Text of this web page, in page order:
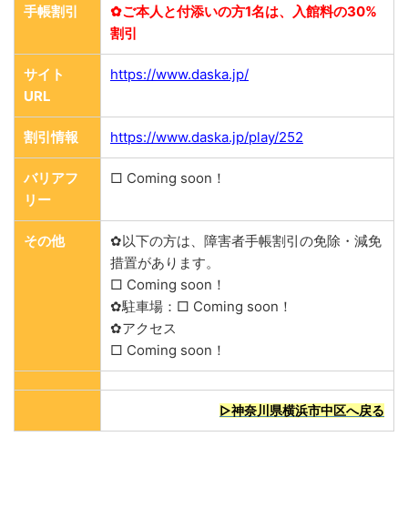
手帳割引
✿ご本人と付添いの方1名は、入館料の30%
割引
サイト
URL
https://www.daska.jp/
割引情報 https://www.daska.jp/play/252
バリアフ
リー
□ Coming soon！
その他
✿以下の方は、障害者手帳割引の免除・減免
措置があります。
□ Coming soon！
✿駐車場：□ Coming soon！
✿アクセス
□ Coming soon！
▷神奈川県横浜市中区へ戻る